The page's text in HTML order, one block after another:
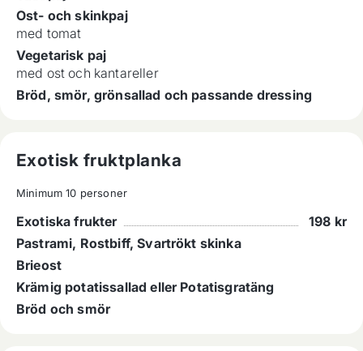
Ost- och skinkpaj
med tomat
Vegetarisk paj
med ost och kantareller
Bröd, smör, grönsallad och passande dressing
Exotisk fruktplanka
Minimum 10 personer
Exotiska frukter 198 kr
Pastrami, Rostbiff, Svartrökt skinka
Brieost
Krämig potatissallad eller Potatisgratäng
Bröd och smör